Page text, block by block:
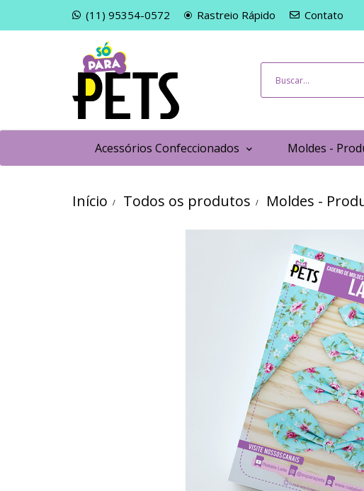
(11) 95354-0572 Rastreio Rápido Contato
Acessórios Confeccionados Moldes -
Início Todos os produtos Moldes -